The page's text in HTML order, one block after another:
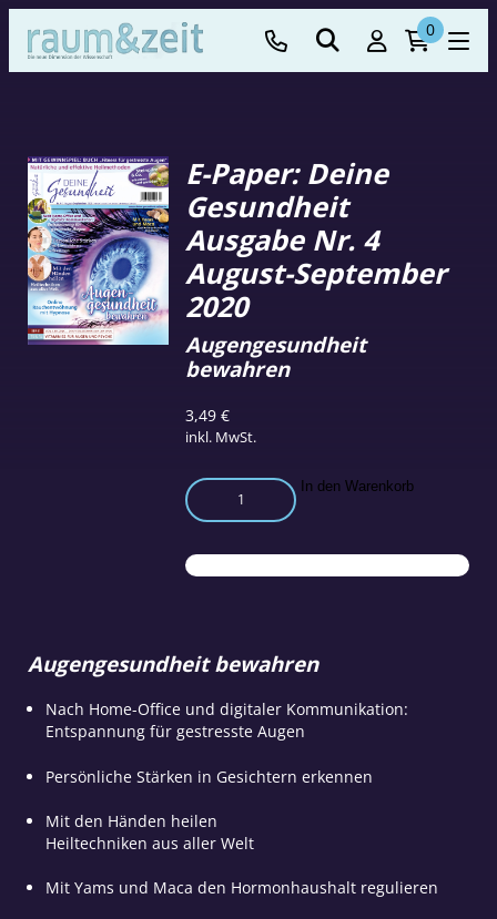
0
E-Paper: Deine
Gesundheit
Ausgabe Nr. 4
August-September
2020
3,49€
inkl. MwSt.
Augengesundheit
bewahren
E-
Paper:
Gesundheit
Ausgabe
September
Menge
In den Warenkorb
Augengesundheit bewahren
Nach Home-Office und digitaler Kommunikation:
Entspannung für gestresste Augen
Persönliche Stärken in Gesichtern erkennen
Mit den Händen heilen
Heiltechniken aus aller Welt
Mit Yams und Maca den Hormonhaushalt regulieren